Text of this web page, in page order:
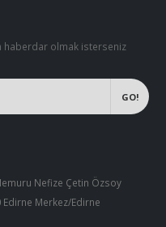
haberdar olmak isterseniz
Nefize Çetin Özsoy
Edirne Merkez/Edirne